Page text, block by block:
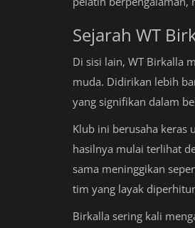
Sejarah WT
Di sisi lain, WT Birkalla
muda. Didirikan lebih
yang signifikan dalam
Klub ini berusaha keras
hasilnya mulai terlihat
sama meninggikan
tim yang layak
Birkalla sering kali